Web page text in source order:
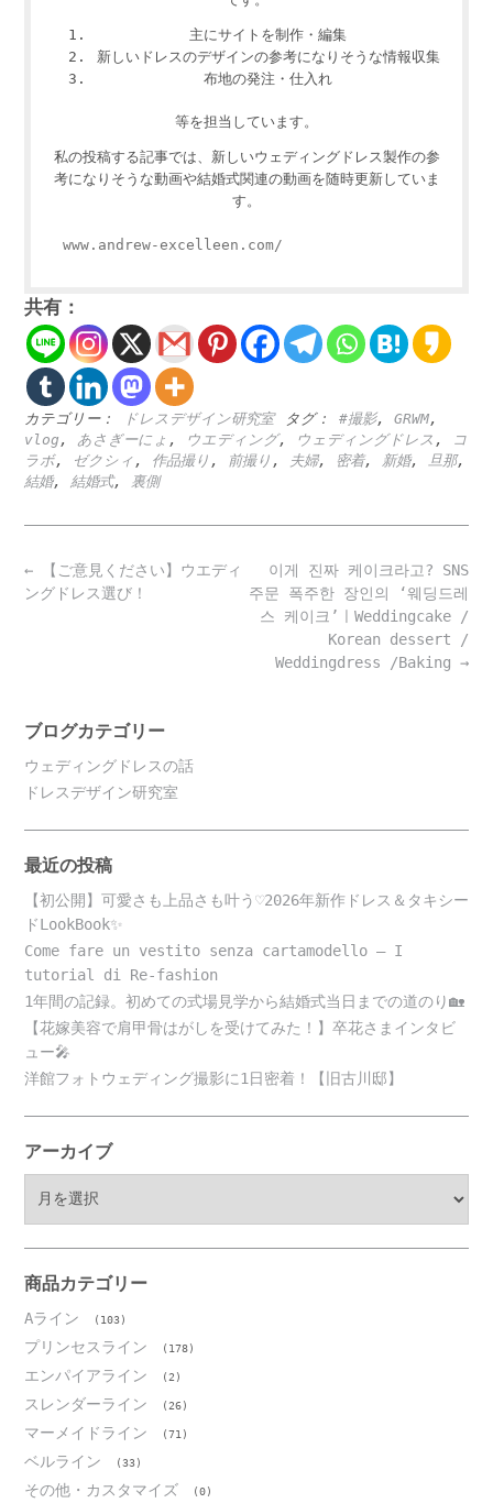
主にサイトを制作・編集
新しいドレスのデザインの参考になりそうな情報収集
布地の発注・仕入れ
等を担当しています。
私の投稿する記事では、新しいウェディングドレス製作の参
考になりそうな動画や結婚式関連の動画を随時更新していま
す。
www.andrew-excelleen.com/
共有：
カテゴリー： ドレスデザイン研究室 タグ： #撮影, GRWM,
vlog , あさぎーにょ , ウエディング, ウェディングドレス ,
コ
ラボ, ゼクシィ , 作品撮り , 前撮り , 夫婦, 密着, 新婚, 旦那,
結婚, 結婚式, 裏側
Post
navigation
이게 진짜 케이크라고? SNS
주문 폭주한 장인의 ‘웨딩드레
스 케이크’ㅣWeddingcake /
Korean dessert /
Weddingdress /Baking →
← 【ご意見ください】ウエディ
ングドレス選び！
ブログカテゴリー
ウェディングドレスの話
ドレスデザイン研究室
最近の投稿
【初公開】可愛さも上品さも叶う♡2026年新作ドレス＆タキシー
ドLookBook✨
Come fare un vestito senza cartamodello – I
tutorial di Re-fashion
1年間の記録。初めての式場見学から結婚式当日までの道のり🏡
【花嫁美容で肩甲骨はがしを受けてみた！】卒花さまインタビ
ュー🎤
洋館フォトウェディング撮影に1日密着！【旧古川邸】
アーカイブ
ブ
商品カテゴリー
Aライン (103)
プリンセスライン (178)
エンパイアライン (2)
スレンダーライン (26)
マーメイドライン (71)
ベルライン (33)
その他・カスタマイズ (0)